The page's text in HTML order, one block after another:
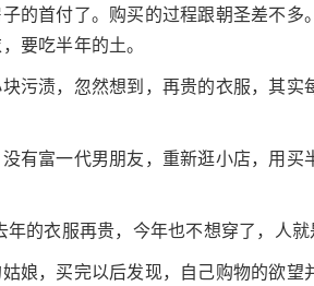
的首付了。购买的过程跟朝圣差不多
要吃半年的土。
污渍，忽然想到，再贵的衣服，其
有富一代男朋友，重新逛小店，用买
的衣服再贵，今年也不想穿了，人就
娘，买完以后发现，自己购物的欲